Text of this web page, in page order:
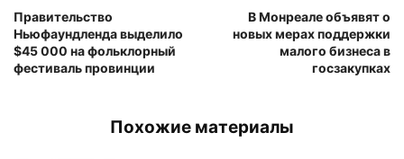
Правительство
Ньюфаундленда выделило
$45 000 на фольклорный
фестиваль провинции
В Монреале объявят о
новых мерах поддержки
малого бизнеса в
госзакупках
Похожие материалы